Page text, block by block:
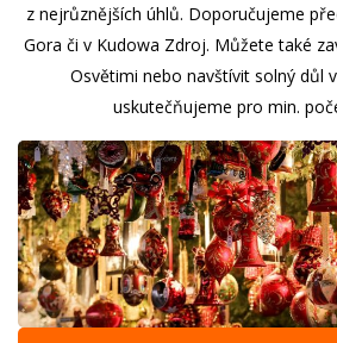
z nejrůznějších úhlů. Doporučujeme
Gora či v Kudowa Zdroj. Můžete také
Osvětimi nebo navštívit solný důl
uskutečňujeme pro min.